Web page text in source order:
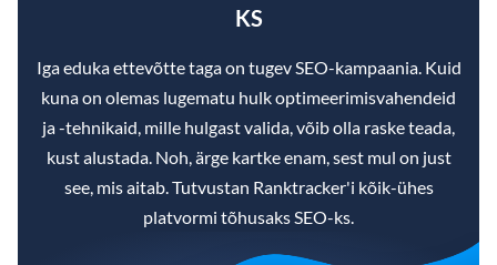
KS
Iga eduka ettevõtte taga on tugev SEO-kampaania. Kuid
kuna on olemas lugematu hulk optimeerimisvahendeid
ja -tehnikaid, mille hulgast valida, võib olla raske teada,
kust alustada. Noh, ärge kartke enam, sest mul on just
see, mis aitab. Tutvustan Ranktracker'i kõik-ühes
platvormi tõhusaks SEO-ks.